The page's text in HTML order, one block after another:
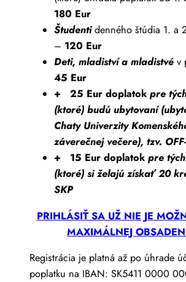
180 Eur
Študentidenného štúdia 1. a
– 120 Eur
Deti, mladiství a mladistvé v
45 Eur
+ 25 Eur doplatok pre
(ktoré) budú ubytovaní
Chaty Univerzity
záverečnej večere), tzv.
+ 15 Eur doplatok pre
(ktoré) si želajú získať 20
SKP
PRIHLÁSIŤ SA UŽ NIE JE
MAXIMÁLNEJ
Registrácia je platná až po úhrade
poplatku na IBAN: SK5411 0000